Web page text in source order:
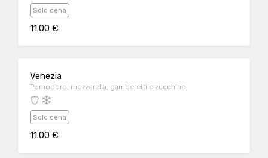
Solo cena
11.00 €
Venezia
Pomodoro, mozzarella, gamberetti e zucchine
Solo cena
11.00 €